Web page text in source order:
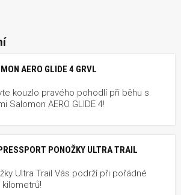
AERO GLIDE 4 GRVL
kouzlo pravého pohodlí při běhu s
Salomon AERO GLIDE 4!
PONOŽKY ULTRA TRAIL
Ultra Trail Vás podrží při pořádné